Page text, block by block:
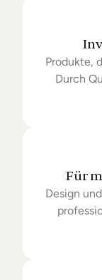
Lieferung
verzögern.
Produkte,
Durch
Für
Design